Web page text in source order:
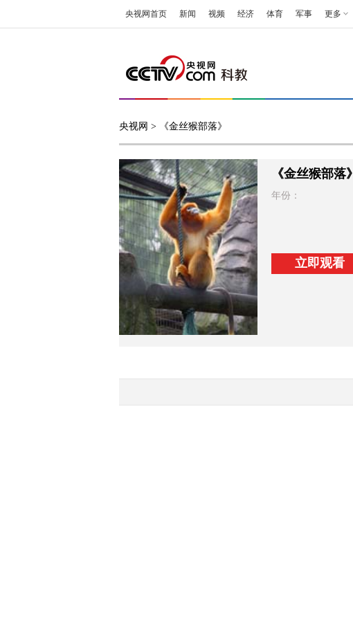
央视网首页 新闻 视频 经济 体育 军事 更多
央视网 > 《金丝猴部落》
《金丝猴部落》
年份：
立即观看